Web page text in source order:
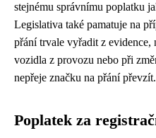
stejnému správnímu poplatku
Legislativa také pamatuje na
přání trvale vyřadit z
vozidla z provozu nebo při
nepřeje značku na přání převzít.
Poplatek za